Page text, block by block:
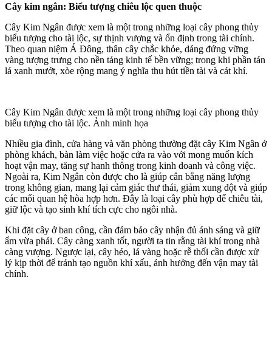
Cây kim ngân: Biểu tượng chiêu lộc quen thuộc
Cây Kim Ngân được xem là một trong những loại cây phong thủy
biểu tượng cho tài lộc, sự thịnh vượng và ổn định trong tài chính.
Theo quan niệm Á Đông, thân cây chắc khỏe, dáng đứng vững
vàng tượng trưng cho nền tảng kinh tế bền vững; trong khi phần tán
lá xanh mướt, xòe rộng mang ý nghĩa thu hút tiền tài và cát khí.
Cây Kim Ngân được xem là một trong những loại cây phong thủy
biểu tượng cho tài lộc. Ảnh minh họa
Nhiều gia đình, cửa hàng và văn phòng thường đặt cây Kim Ngân ở
phòng khách, bàn làm việc hoặc cửa ra vào với mong muốn kích
hoạt vận may, tăng sự hanh thông trong kinh doanh và công việc.
Ngoài ra, Kim Ngân còn được cho là giúp cân bằng năng lượng
trong không gian, mang lại cảm giác thư thái, giảm xung đột và giúp
các mối quan hệ hòa hợp hơn. Đây là loại cây phù hợp để chiêu tài,
giữ lộc và tạo sinh khí tích cực cho ngôi nhà.
Khi đặt cây ở ban công, cần đảm bảo cây nhận đủ ánh sáng và giữ
ẩm vừa phải. Cây càng xanh tốt, người ta tin rằng tài khí trong nhà
càng vượng. Ngược lại, cây héo, lá vàng hoặc rễ thối cần được xử
lý kịp thời để tránh tạo nguồn khí xấu, ảnh hưởng đến vận may tài
chính.